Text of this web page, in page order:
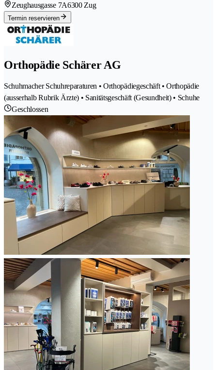
Zeughausgasse 7A6300 Zug
Termin reservieren
Orthopädie Schärer AG
Schuhmacher Schuhreparaturen • Orthopädiegeschäft • Orthopädie
(ausserhalb Rubrik Ärzte) • Sanitätsgeschäft (Gesundheit) • Schuhe
Geschlossen